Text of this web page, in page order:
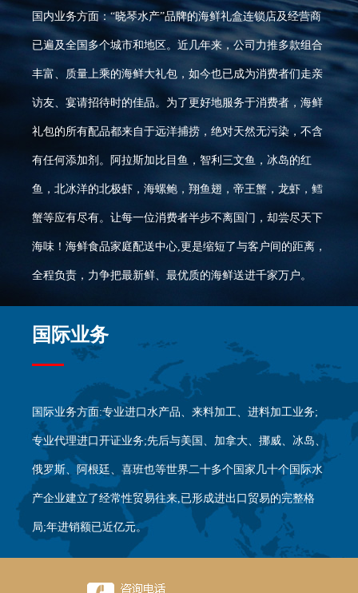
国内业务方面：“晓琴水产”品牌的海鲜礼盒连锁店及经营商
已遍及全国多个城市和地区。近几年来，公司力推多款组合
丰富、质量上乘的海鲜大礼包，如今也已成为消费者们走亲
访友、宴请招待时的佳品。为了更好地服务于消费者，海鲜
礼包的所有配品都来自于远洋捕捞，绝对天然无污染，不含
有任何添加剂。阿拉斯加比目鱼，智利三文鱼，冰岛的红
鱼，北冰洋的北极虾，海螺鲍，翔鱼翅，帝王蟹，龙虾，鳕
蟹等应有尽有。让每一位消费者半步不离国门，却尝尽天下
海味！海鲜食品家庭配送中心,更是缩短了与客户间的距离，
全程负责，力争把最新鲜、最优质的海鲜送进千家万户。
国际业务
国际业务方面:专业进口水产品、来料加工、进料加工业务;
专业代理进口开证业务;先后与美国、加拿大、挪威、冰岛、
俄罗斯、阿根廷、喜班也等世界二十多个国家几十个国际水
产企业建立了经常性贸易往来,已形成进出口贸易的完整格
局;年进销额已近亿元。